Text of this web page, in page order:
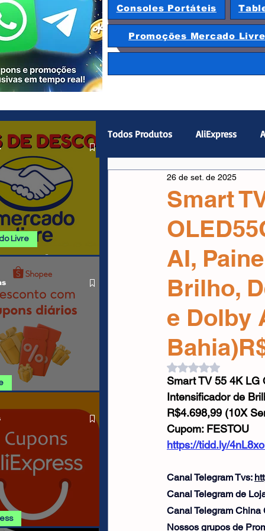
Consoles Portáteis
Promoções Mercado Livre
PROMOÇÕES
LIVRE
Livre
Todos Produtos AliExpress
Magazine Luiza Hardware
Gamepad Smartphones
Carregadores
Smart
AI,
Brilho,
e Dolby
26 de set. de 2025
Avaliado com NaN
Smart TV 55 4K LG
Intensificador de
R$4.698,99 (10X
Cupom: FESTOU
https://tidd.ly/
Canal Telegram Tvs:
Canal Telegram de
Canal Telegram China
Nossos grupos de